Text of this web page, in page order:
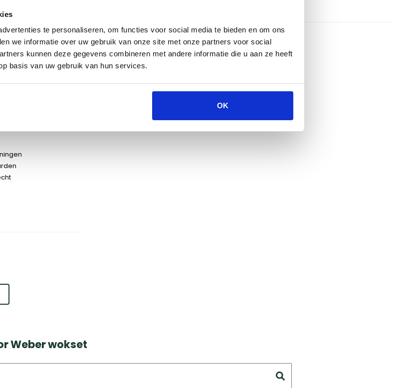
te personaliseren, om functies voor social media te bieden en om ons
we informatie over uw gebruik van onze site met onze partners voor social
kunnen deze gegevens combineren met andere informatie die u aan ze heeft
basis van uw gebruik van hun services.
OK
voor gebruik met bijvoorbeeld het
hangen.
Weber wokset